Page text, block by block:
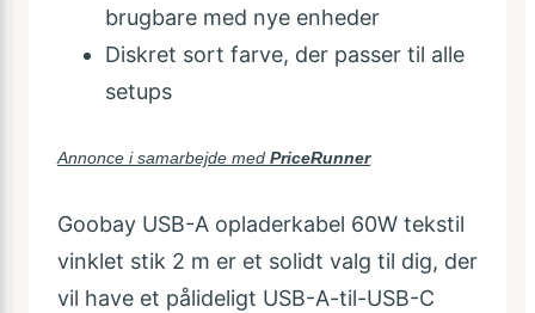
brugbare med nye enheder
Diskret sort farve, der passer til alle
setups
Annonce i samarbejde med PriceRunner
Goobay USB-A opladerkabel 60W tekstil
vinklet stik 2 m er et solidt valg til dig, der
vil have et pålideligt USB-A-til-USB-C